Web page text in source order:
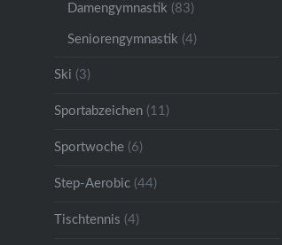
Damengymnastik (83)
Seniorengymnastik (4)
Ski (3)
Sportabzeichen(11)
Sportwoche(6)
Step-Aerobic(44)
Tischtennis (4)